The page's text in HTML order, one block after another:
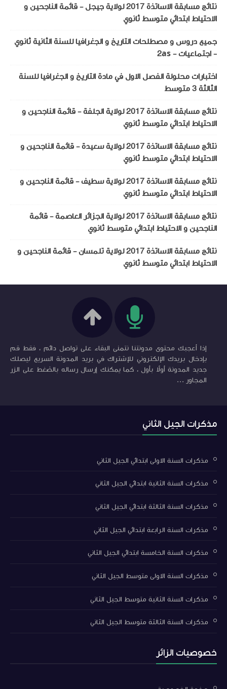
نتائج مسابقة الاساتذة 2017 لولاية جيجل - قائمة الناجحين و
الاحتياط ابتدائي متوسط ثانوي
جميع دروس و مصطلحات التاريخ و الجغرافيا للسنة الثانية ثانوي
- اجتماعيات - 2as
اختبارات محلولة الفصل الاول في مادة التاريخ و الجغرافيا للسنة
الثالثة 3 متوسط
نتائج مسابقة الاساتذة 2017 لولاية الجلفة - قائمة الناجحين و
الاحتياط ابتدائي متوسط ثانوي
نتائج مسابقة الاساتذة 2017 لولاية سعيدة - قائمة الناجحين و
الاحتياط ابتدائي متوسط ثانوي
نتائج مسابقة الاساتذة 2017 لولاية سطيف - قائمة الناجحين و
الاحتياط ابتدائي متوسط ثانوي
نتائج مسابقة الاساتذة 2017 لولاية الجزائر العاصمة - قائمة
الناجحين و الاحتياط ابتدائي متوسط ثانوي
نتائج مسابقة الاساتذة 2017 لولاية تلمسان - قائمة الناجحين و
الاحتياط ابتدائي متوسط ثانوي
إذا أعجبك محتوى مدونتنا نتمنى البقاء على تواصل دائم ، فقط قم
بإدخال بريدك الإلكتروني للإشتراك في بريد المدونة السريع ليصلك
جديد المدونة أولاً بأول ، كما يمكنك إرسال رساله بالضغط على الزر
المجاور ...
مذكرات الجيل الثاني
مذكرات السنة الاولى ابتدائي الجيل الثاني
مذكرات السنة الثانية ابتدائي الجيل الثاني
مذكرات السنة الثالثة ابتدائي الجيل الثاني
مذكرات السنة الرابعة ابتدائي الجيل الثاني
مذكرات السنة الخامسة ابتدائي الجيل الثاني
مذكرات السنة الاولى متوسط الجيل الثاني
مذكرات السنة الثانية متوسط الجيل الثاني
مذكرات السنة الثالثة متوسط الجيل الثاني
خصوصيات الزائر